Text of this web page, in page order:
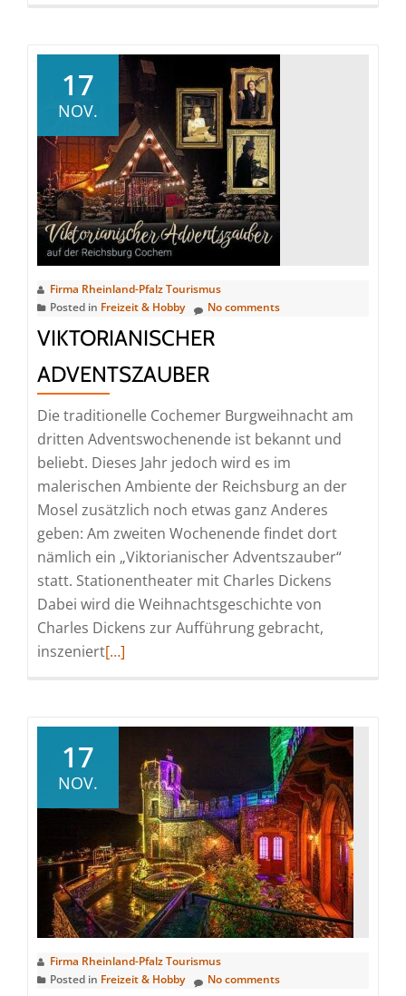
als
Adventskerze
17
NOV.
Firma Rheinland-Pfalz Tourismus
Posted in Freizeit & Hobby No comments
VIKTORIANISCHER
ADVENTSZAUBER
Die traditionelle Cochemer Burgweihnacht am
dritten Adventswochenende ist bekannt und
beliebt. Dieses Jahr jedoch wird es im
malerischen Ambiente der Reichsburg an der
Mosel zusätzlich noch etwas ganz Anderes
geben: Am zweiten Wochenende findet dort
nämlich ein „Viktorianischer Adventszauber“
statt. Stationentheater mit Charles Dickens
Dabei wird die Weihnachtsgeschichte von
Charles Dickens zur Aufführung gebracht,
inszeniertRead
Adventszauber
[…]
17
NOV.
Firma Rheinland-Pfalz Tourismus
Posted in Freizeit & Hobby No comments